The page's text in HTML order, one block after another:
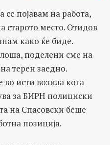
се појавам на работа,
старото место. Отидов
како ќе биде.
поделени сме на
терен заедно.
во исти возила кога
за БИРН полициски
на Спасовски беше
позиција.